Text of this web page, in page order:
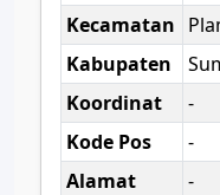
Kecamatan
Kabupaten
Koordinat
-
Kode Pos
-
Alamat
-